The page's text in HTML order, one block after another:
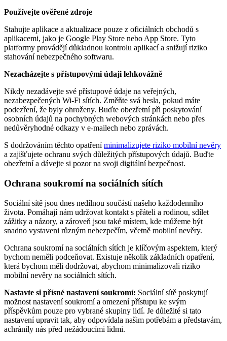
Používejte ověřené zdroje
Stahujte aplikace a aktualizace pouze z oficiálních obchodů s
aplikacemi, jako je Google Play Store nebo App Store. Tyto
platformy provádějí důkladnou kontrolu aplikací a snižují riziko
stahování nebezpečného softwaru.
Nezacházejte s přístupovými údaji lehkovážně
Nikdy nezadávejte své přístupové údaje na veřejných,
nezabezpečených Wi-Fi sítích. Změňte svá hesla, pokud máte
podezření, že byly ohroženy. Buďte obezřetní při poskytování
osobních údajů na pochybných webových stránkách nebo přes
nedůvěryhodné odkazy v e-mailech nebo zprávách.
S dodržováním těchto opatření minimalizujete riziko mobilní nevěry
a zajišťujete ochranu svých důležitých přístupových údajů. Buďte
obezřetní a dávejte si pozor na svoji digitální bezpečnost.
Ochrana soukromí na sociálních sítích
Sociální sítě jsou dnes nedílnou součástí našeho každodenního
života. Pomáhají nám udržovat kontakt s přáteli a rodinou, sdílet
zážitky a názory, a zároveň jsou také místem, kde můžeme být
snadno vystaveni různým nebezpečím, včetně mobilní nevěry.
Ochrana soukromí na sociálních sítích je klíčovým aspektem, který
bychom neměli podceňovat. Existuje několik základních opatření,
která bychom měli dodržovat, abychom minimalizovali riziko
mobilní nevěry na sociálních sítích.
Nastavte si přísné nastavení soukromí: Sociální sítě poskytují
možnost nastavení soukromí a omezení přístupu ke svým
příspěvkům pouze pro vybrané skupiny lidí. Je důležité si tato
nastavení upravit tak, aby odpovídala našim potřebám a představám,
achránily nás před nežádoucími lidmi.